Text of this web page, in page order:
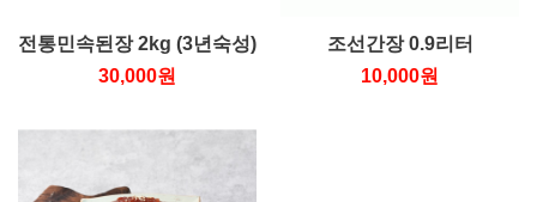
전통민속된장 2kg (3년숙성)
30,000원
조선간장 0.9리터
10,000원